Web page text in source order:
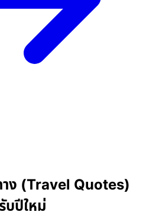
าง (Travel Quotes)
บปีใหม่